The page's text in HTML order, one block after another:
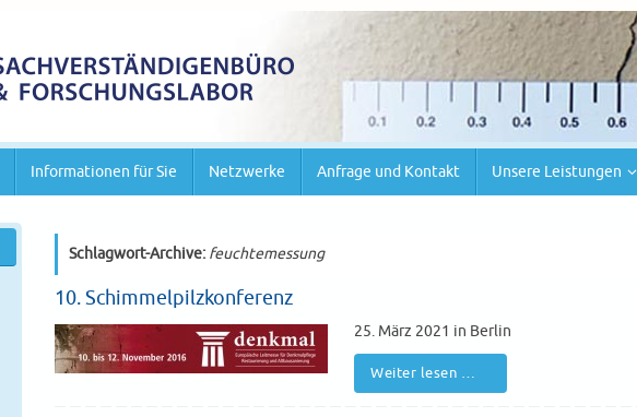
Informationen für Sie Netzwerke Anfrage und Kontakt Unsere Leistungen
Schlagwort-Archive: feuchtemessung
10. Schimmelpilzkonferenz
25. März 2021 in Berlin
Weiter lesen …